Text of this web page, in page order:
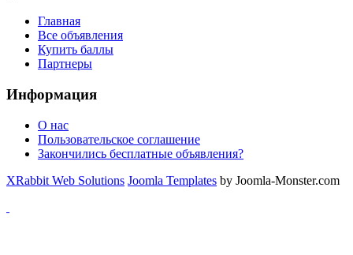
Главная
Все объявления
Купить баллы
Партнеры
Информация
О нас
Пользовательское соглашение
Закончились бесплатные объявления?
XRabbit Web Solutions Joomla Templates by Joomla-Monster.com